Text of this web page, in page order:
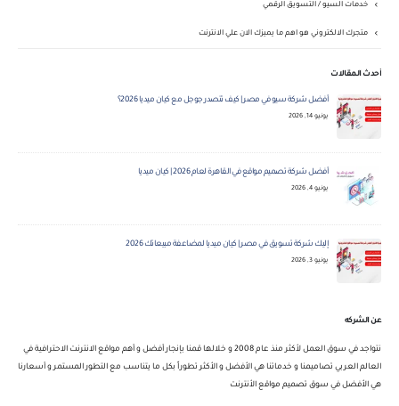
خدمات السيو / التسويق الرقمي
متجرك الالكتروني هو اهم ما يميزك الان علي الانترنت
أحدث المقالات
أفضل شركة سيو في مصر | كيف تتصدر جوجل مع كيان ميديا 2026؟
يونيو 14, 2026
أفضل شركة تصميم مواقع في القاهرة لعام 2026 | كيان ميديا
يونيو 4, 2026
إليك شركة تسويق في مصر | كيان ميديا لمضاعفة مبيعاتك 2026
يونيو 3, 2026
عن الشركه
نتواجد في سوق العمل لأكثر منذ عام 2008 و خلالها قمنا بإنجار أفضل و أهم مواقع الانترنت الاحترافية في
العالم العربي تصاميمنا و خدماتنا هي الأفضل و الأكثر تطوراً بكل ما يتناسب مع التطور المستمر و أسعارنا
هي الأفضل في سوق تصميم مواقع الأنترنت